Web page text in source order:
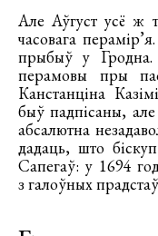
Але Аўгуст усё ж
часовага
прыбыў у Гродна.
перамовы пры
Канстанціна
быў падпісаны, але
абсалютна
дадаць, што
Сапегаў: у 1694
з галоўных